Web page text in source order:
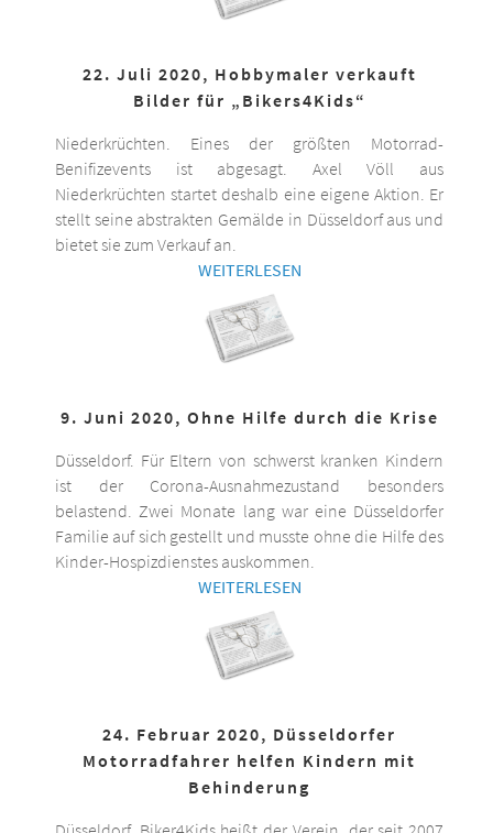
22. Juli 2020, Hobbymaler verkauft
Bilder für „Bikers4Kids“
Niederkrüchten. Eines der größten Motorrad-
Benifizevents ist abgesagt. Axel Völl aus
Niederkrüchten startet deshalb eine eigene Aktion. Er
stellt seine abstrakten Gemälde in Düsseldorf aus und
bietet sie zum Verkauf an.
WEITERLESEN
9. Juni 2020, Ohne Hilfe durch die Krise
Düsseldorf. Für Eltern von schwerst kranken Kindern
ist der Corona-Ausnahmezustand besonders
belastend. Zwei Monate lang war eine Düsseldorfer
Familie auf sich gestellt und musste ohne die Hilfe des
Kinder-Hospizdienstes auskommen.
WEITERLESEN
24. Februar 2020, Düsseldorfer
Motorradfahrer helfen Kindern mit
Behinderung